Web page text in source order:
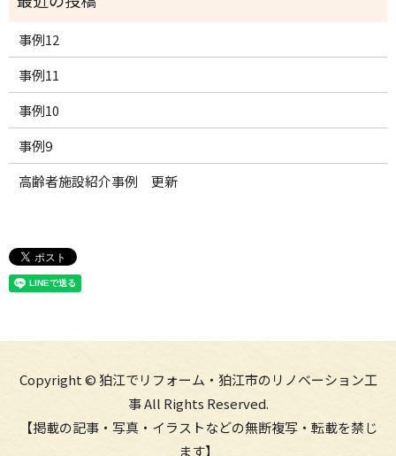
事例12
事例11
事例10
事例9
高齢者施設紹介事例 更新
Copyright © 狛江でリフォーム・狛江市のリノベーション工
事 All Rights Reserved.
【掲載の記事・写真・イラストなどの無断複写・転載を禁じ
ます】